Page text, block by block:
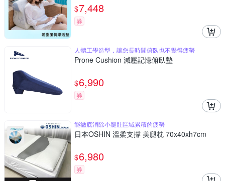
$7,448
券
人體工學造型，讓您長時間俯臥也不覺得疲勞
Prone Cushion 減壓記憶俯臥墊
$6,990
券
能徹底消除小腿肚區域累積的疲勞
日本OSHIN 溫柔支撐 美腿枕 70x40xh7cm
$6,980
券